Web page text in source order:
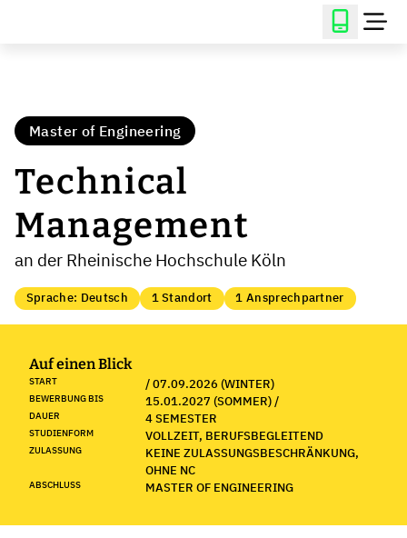
Master of Engineering
Technical
Management
an der Rheinische Hochschule Köln
Sprache: Deutsch 1 Standort 1 Ansprechpartner
Auf einen Blick
START / 07.09.2026 (WINTER)
BEWERBUNG BIS 15.01.2027 (SOMMER) /
DAUER 4 SEMESTER
STUDIENFORM VOLLZEIT, BERUFSBEGLEITEND
ZULASSUNG
KEINE ZULASSUNGSBESCHRÄNKUNG,
OHNE NC
ABSCHLUSS MASTER OF ENGINEERING